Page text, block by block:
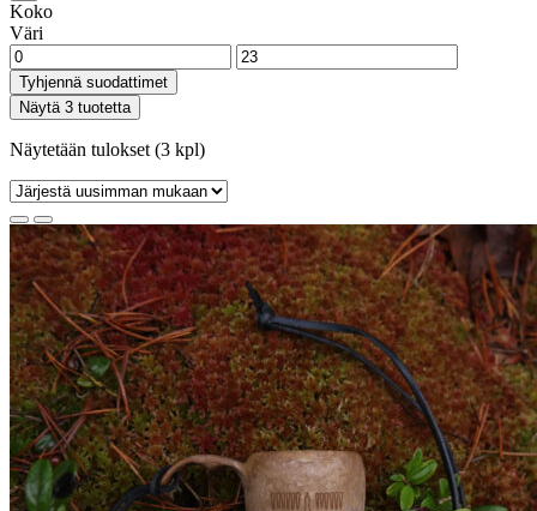
Koko
Väri
Tyhjennä suodattimet
Näytä 3 tuotetta
Näytetään tulokset (3 kpl)